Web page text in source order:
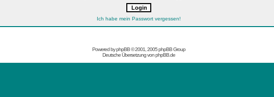
Ich habe mein Passwort vergessen!
Powered byphpBB© 2001, 2005 phpBB Group
Deutsche Übersetzung vonphpBB.de